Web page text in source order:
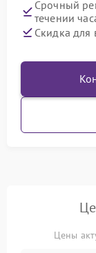
Срочный
течении
Скидка для
Цены